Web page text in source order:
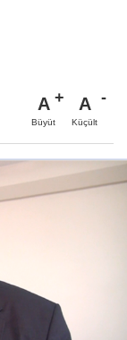
A
Büyüt
A
Küçült